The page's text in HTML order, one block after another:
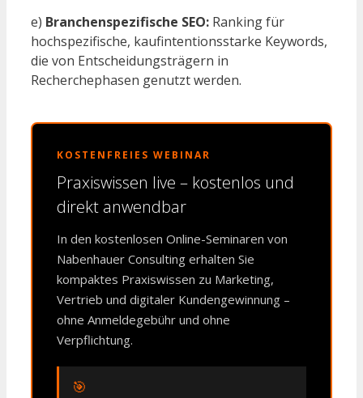
e) Branchenspezifische SEO: Ranking für
hochspezifische, kaufintentionsstarke Keywords,
die von Entscheidungsträgern in
Recherchephasen genutzt werden.
KOSTENFREIES WEBINAR
Praxiswissen live – kostenlos und
direkt anwendbar
In den kostenlosen Online-Seminaren von
Nabenhauer Consulting erhalten Sie
kompaktes Praxiswissen zu Marketing,
Vertrieb und digitaler Kundengewinnung –
ohne Anmeldegebühr und ohne
Verpflichtung.
🎯